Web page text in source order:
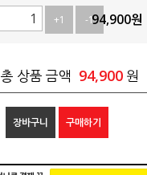
+1
-194,900원
총 상품 금액 94,900 원
장바구니 구매하기